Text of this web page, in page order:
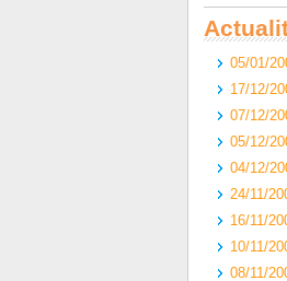
05/01/
17/12/
07/12/
05/12/
04/12/
24/11/
16/11/
10/11/
08/11/